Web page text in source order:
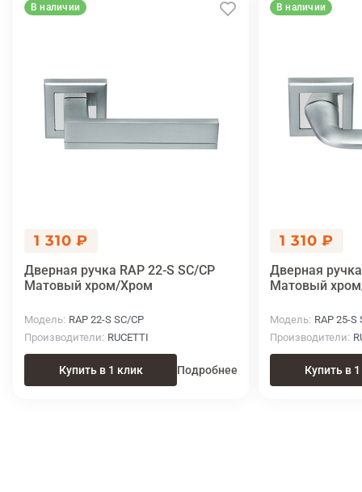
В наличии
1 310 ₽
Дверная ручка RAP 22-S SC/CP
Матовый хром/Хром
Модель RAP 22-S SC/CP
Производители RUCETTI
Купить в 1 клик Подробнее
В наличии
1 310 ₽
Дверная
Матовый
Модель RAP 25-S
Производители
Купить в